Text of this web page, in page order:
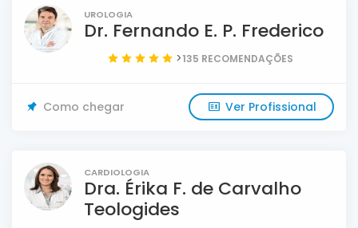
UROLOGIA
Dr. Fernando E. P. Frederico
>135 RECOMENDAÇÕES
Como chegar Ver Profissional
CARDIOLOGIA
Dra. Érika F. de Carvalho
Teologides